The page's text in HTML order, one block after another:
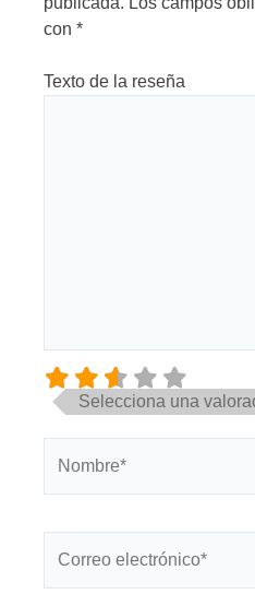
con *
Texto de la reseña
Selecciona una
electrónico*